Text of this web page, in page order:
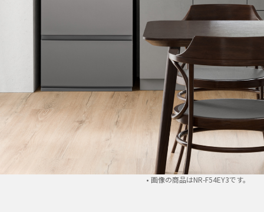
• 画像の商品はNR-F54EY3です。